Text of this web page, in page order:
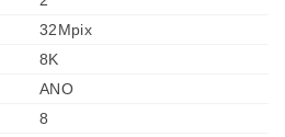
32Mpix
8K
ANO
8